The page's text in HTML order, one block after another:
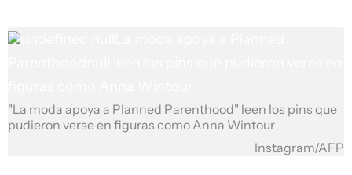
"La moda apoya a Planned Parenthood" leen los pins que
pudieron verse en figuras como Anna Wintour
Instagram/AFP